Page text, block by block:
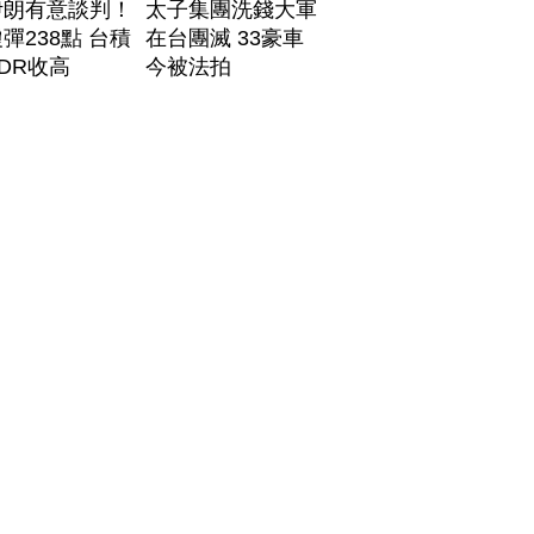
有意談判！
238點 台積
收高
太子集團洗錢大軍
在台團滅 33豪車
今被法拍